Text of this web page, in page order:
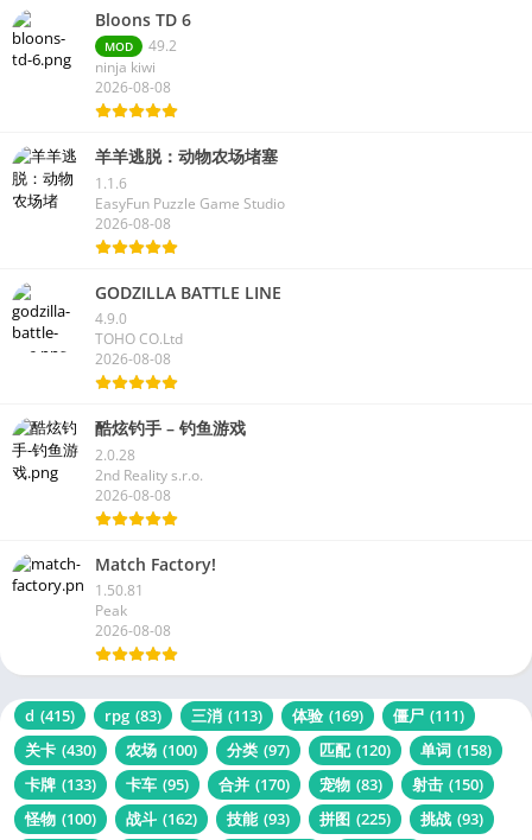
Bloons TD 6
MOD
49.2
ninja kiwi
2026-08-08
羊羊逃脱：动物农场堵塞
1.1.6
EasyFun Puzzle Game Studio
2026-08-08
GODZILLA BATTLE LINE
4.9.0
TOHO CO.Ltd
2026-08-08
酷炫钓手 – 钓鱼游戏
2.0.28
2nd Reality s.r.o.
2026-08-08
Match Factory!
1.50.81
Peak
2026-08-08
d (415) rpg (83) 三消 (113) 体验 (169) 僵尸 (111)
关卡 (430) 农场 (100) 分类 (97) 匹配 (120) 单词 (158)
卡牌 (133) 卡车 (95) 合并 (170) 宠物 (83) 射击 (150)
怪物 (100) 战斗 (162) 技能 (93) 拼图 (225) 挑战 (93)